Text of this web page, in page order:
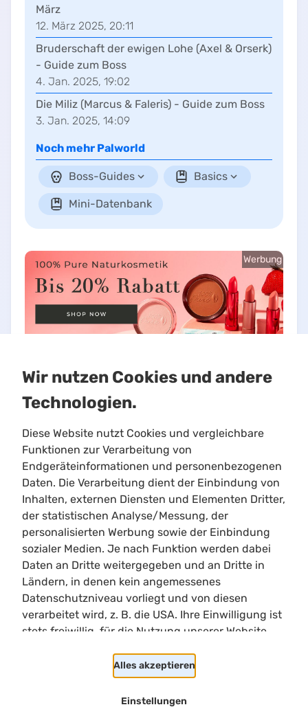
März
12. März 2025, 20:11
Bruderschaft der ewigen Lohe (Axel & Orserk)
- Guide zum Boss
4. Jan. 2025, 19:02
Die Miliz (Marcus & Faleris) - Guide zum Boss
3. Jan. 2025, 14:09
Noch mehr Palworld
Boss-Guides Basics
Mini-Datenbank
Werbung
Limitloot
Roadmap
Kontakt
Kooperationen
Shortcuts
Heller/Dunkler Modus
Suchen
Cookie Einstellungen
Rechtliches
Impressum
Wir nutzen Cookies und andere
Technologien.
Diese Website nutzt Cookies und vergleichbare
Funktionen zur Verarbeitung von
Endgeräteinformationen und personenbezogenen
Daten. Die Verarbeitung dient der Einbindung von
Inhalten, externen Diensten und Elementen Dritter,
der statistischen Analyse/Messung, der
personalisierten Werbung sowie der Einbindung
sozialer Medien. Je nach Funktion werden dabei
Daten an Dritte weitergegeben und an Dritte in
Ländern, in denen kein angemessenes
Datenschutzniveau vorliegt und von diesen
verarbeitet wird, z. B. die USA. Ihre Einwilligung ist
stets freiwillig, für die Nutzung unserer Website
Seite abgelehnt oder widerrufen werden.
Alles akzeptieren
Einstellungen